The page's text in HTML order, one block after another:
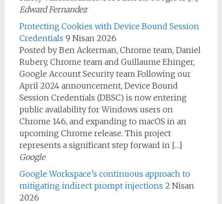
Edward Fernandez
Protecting Cookies with Device Bound Session
Credentials 9 Nisan 2026
Posted by Ben Ackerman, Chrome team, Daniel
Rubery, Chrome team and Guillaume Ehinger,
Google Account Security team Following our
April 2024 announcement, Device Bound
Session Credentials (DBSC) is now entering
public availability for Windows users on
Chrome 146, and expanding to macOS in an
upcoming Chrome release. This project
represents a significant step forward in […]
Google
Google Workspace’s continuous approach to
mitigating indirect prompt injections 2 Nisan
2026